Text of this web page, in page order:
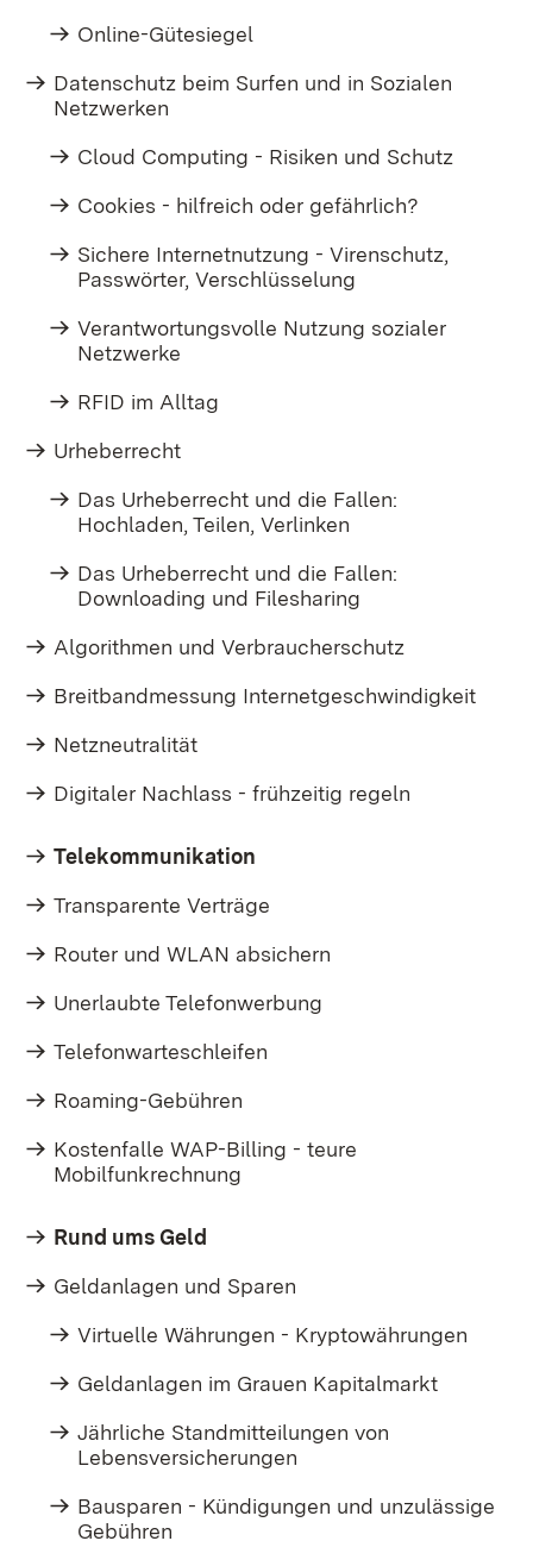
Online-Gütesiegel
Datenschutz beim Surfen und in Sozialen
Netzwerken
Cloud Computing - Risiken und Schutz
Cookies - hilfreich oder gefährlich?
Sichere Internetnutzung - Virenschutz,
Passwörter, Verschlüsselung
Verantwortungsvolle Nutzung sozialer
Netzwerke
RFID im Alltag
Urheberrecht
Das Urheberrecht und die Fallen:
Hochladen, Teilen, Verlinken
Das Urheberrecht und die Fallen:
Downloading und Filesharing
Algorithmen und Verbraucherschutz
Breitbandmessung Internetgeschwindigkeit
Netzneutralität
Digitaler Nachlass - frühzeitig regeln
Telekommunikation
Transparente Verträge
Router und WLAN absichern
Unerlaubte Telefonwerbung
Telefonwarteschleifen
Roaming-Gebühren
Kostenfalle WAP-Billing - teure
Mobilfunkrechnung
Rund ums Geld
Geldanlagen und Sparen
Virtuelle Währungen - Kryptowährungen​
Geldanlagen im Grauen Kapitalmarkt
Jährliche Standmitteilungen von
Lebensversicherungen
Bausparen - Kündigungen und unzulässige
Gebühren